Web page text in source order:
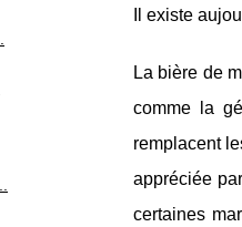
Il existe
La bière de
comme la
remplacent
appréciée
certaines